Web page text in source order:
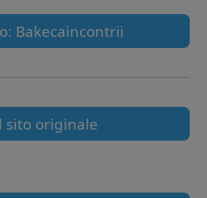
Bakecaincontrii
sito originale